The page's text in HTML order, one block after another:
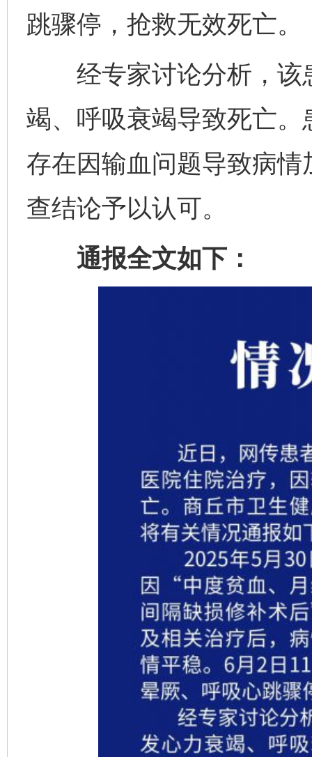
跳骤停，抢救无效死亡。
经专家讨论分析，该
竭、呼吸衰竭导致死亡
存在因输血问题导致病
查结论予以认可。
通报全文如下：